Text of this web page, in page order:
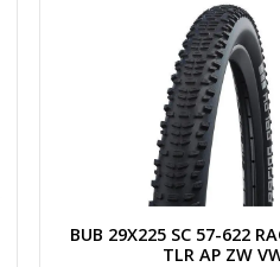
BUB 29X225 SC 57-622
TLR AP ZW